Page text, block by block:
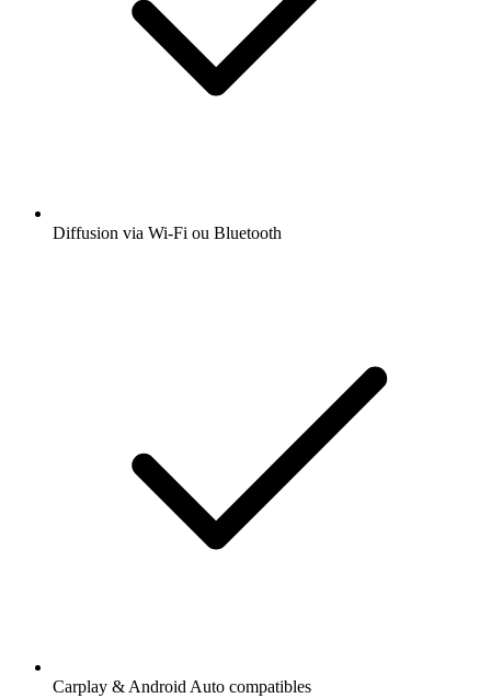
Diffusion via Wi-Fi ou Bluetooth
Carplay & Android Auto compatibles